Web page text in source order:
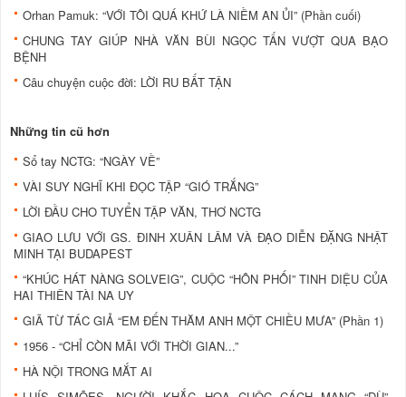
Orhan Pamuk: “VỚI TÔI QUÁ KHỨ LÀ NIỀM AN ỦI” (Phần cuối)
CHUNG TAY GIÚP NHÀ VĂN BÙI NGỌC TẤN VƯỢT QUA BẠO
BỆNH
Câu chuyện cuộc đời: LỜI RU BẤT TẬN
Những tin cũ hơn
Sổ tay NCTG: “NGÀY VỀ”
VÀI SUY NGHĨ KHI ĐỌC TẬP “GIÓ TRẮNG”
LỜI ĐẦU CHO TUYỂN TẬP VĂN, THƠ NCTG
GIAO LƯU VỚI GS. ĐINH XUÂN LÂM VÀ ĐẠO DIỄN ĐẶNG NHẬT
MINH TẠI BUDAPEST
“KHÚC HÁT NÀNG SOLVEIG”, CUỘC “HÔN PHỐI” TINH DIỆU CỦA
HAI THIÊN TÀI NA UY
GIÃ TỪ TÁC GIẢ “EM ĐẾN THĂM ANH MỘT CHIỀU MƯA” (Phần 1)
1956 - “CHỈ CÒN MÃI VỚI THỜI GIAN...”
HÀ NỘI TRONG MẮT AI